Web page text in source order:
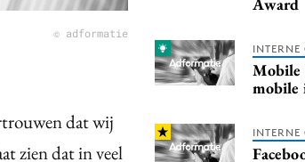
© adformatie
dat wij
zien dat in veel
Mobile
mobile